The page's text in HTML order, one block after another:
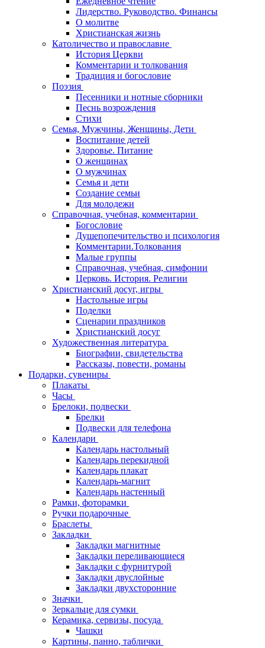
Лидерство. Руководство. Финансы
О молитве
Христианская жизнь
Католичество и православие
История Церкви
Комментарии и толкования
Традиция и богословие
Поэзия
Песенники и нотные сборники
Песнь возрождения
Стихи
Семья, Мужчины, Женщины, Дети
Воспитание детей
Здоровье. Питание
О женщинах
О мужчинах
Семья и дети
Создание семьи
Для молодежи
Справочная, учебная, комментарии
Богословие
Душепопечительство и психология
Комментарии.Толкования
Малые группы
Справочная, учебная, симфонии
Церковь. История. Религии
Христианский досуг, игры
Настольные игры
Поделки
Сценарии праздников
Христианский досуг
Художественная литература
Биографии, свидетельства
Рассказы, повести, романы
Подарки, сувениры
Плакаты
Часы
Брелоки, подвески
Брелки
Подвески для телефона
Календари
Календарь настольный
Календарь перекидной
Календарь плакат
Календарь-магнит
Календарь настенный
Рамки, фоторамки
Ручки подарочные
Браслеты
Закладки
Закладки магнитные
Закладки переливающиеся
Закладки с фурнитурой
Закладки двуслойные
Закладки двухсторонние
Значки
Зеркальце для сумки
Керамика, сервизы, посуда
Чашки
Картины, панно, таблички